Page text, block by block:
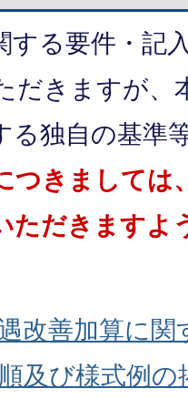
する要件・記
だきますが、
る独自の基準
つきましては
ただきますよ
改善加算に
及び様式例